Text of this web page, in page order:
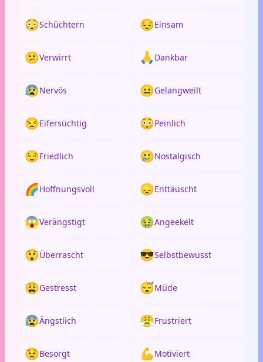
😳Schüchtern 😔Einsam
😕Verwirrt 🙏Dankbar
😰Nervös 😐Gelangweilt
😒Eifersüchtig 😳Peinlich
😌Friedlich 🥲Nostalgisch
🌈Hoffnungsvoll 😞Enttäuscht
😱Verängstigt 🤢Angeekelt
😲Überrascht 😎Selbstbewusst
😩Gestresst 😴Müde
😰Ängstlich 😤Frustriert
😟Besorgt 💪 Motiviert